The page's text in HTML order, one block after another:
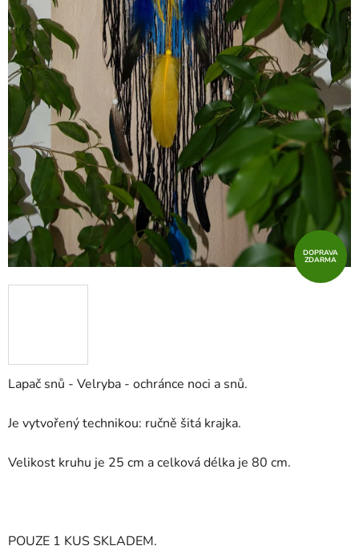
Lapač snů - Velryba - ochránce noci a snů.
Je vytvořený technikou: ručně šitá krajka.
Velikost kruhu je 25 cm a celková délka je 80 cm.
POUZE 1 KUS SKLADEM.
DOPRAVA
ZDARMA